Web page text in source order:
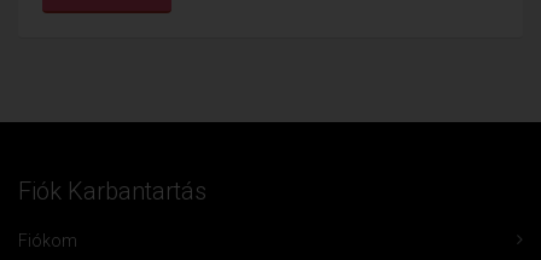
Fiók Karbantartás
Fiókom